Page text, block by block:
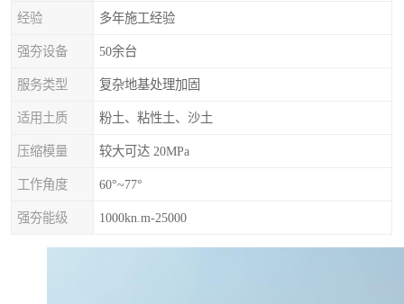
经验 多年施工经验
强夯设备 50余台
服务类型 复杂地基处理加固
适用土质 粉土、粘性土、沙土
压缩模量 较大可达 20MPa
工作角度 60°~77°
强夯能级 1000kn.m-25000